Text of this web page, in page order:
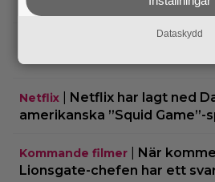
återvänder med ny
Filmquiz: 25 år av
om filmåret 2001?
Netflix
Netflix har lagt ned
amerikanska ”Squid Game”-
Kommande filmer
När
Lionsgate-chefen har ett
Dataskydd